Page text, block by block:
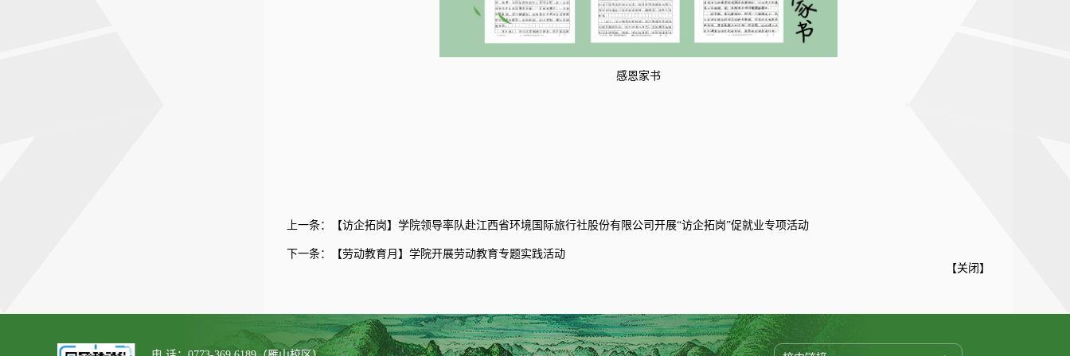
感恩家书
上一条： 【访企拓岗】学院领导率队赴江西省环境国际旅行社股份有限公司开展“访企拓岗”促就业专项活动
下一条：
【劳动教育月】学院开展劳动教育专题实践活动
【关闭 】